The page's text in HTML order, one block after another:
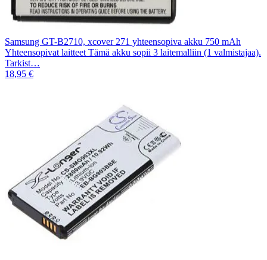
Samsung GT-B2710, xcover 271 yhteensopiva akku 750 mAh
Yhteensopivat laitteet Tämä akku sopii 3 laitemalliin (1 valmistajaa).
Tarkist…
18,95 €